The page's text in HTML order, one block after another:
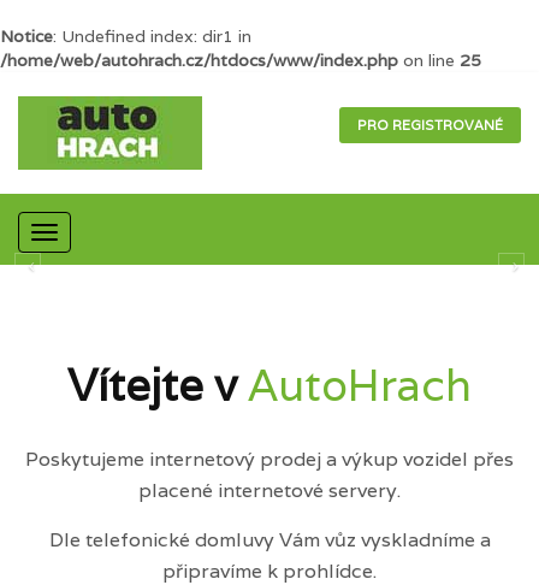
Notice: Undefined index: dir1 in
/home/web/autohrach.cz/htdocs/www/index.php on line 25
PRO REGISTROVANÉ
Mobilní
navigace
Vítejte vAutoHrach
Poskytujeme internetový prodej a výkup vozidel přes
placené internetové servery.
Dle telefonické domluvy Vám vůz vyskladníme a
připravíme k prohlídce.